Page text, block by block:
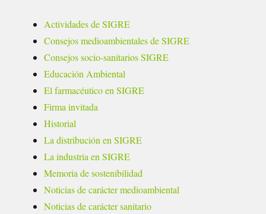
Actividades de SIGRE
Consejos medioambientales de SIGRE
Consejos socio-sanitarios SIGRE
Educación Ambiental
El farmacéutico en SIGRE
Firma invitada
Historial
La distribución en SIGRE
La industria en SIGRE
Memoria de sostenibilidad
Noticias de carácter medioambiental
Noticias de carácter sanitario